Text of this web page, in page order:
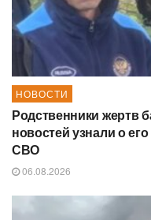
НОВОСТИ
Родственники жертв
новостей узнали о
СВО
06.08.2026